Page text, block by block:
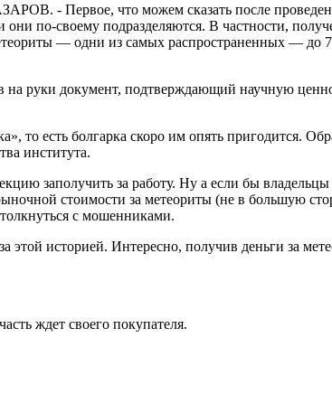
- Первое, что можем сказать после
по-своему подразделяются. В частности,
— одни из самых распространенных — до
руки документ, подтверждающий научную
есть болгарка скоро им опять пригодится.
института.
заполучить за работу. Ну а если бы владельцы
стоимости за метеориты (не в большую
с мошенниками.
историей. Интересно, получив деньги за
ждет своего покупателя.